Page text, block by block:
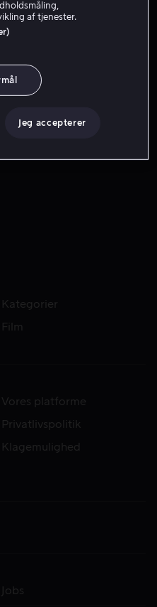
Fra 49 kr
Kategorier
Film
Vores platforme
Privatlivspolitik
Klagemulighed
Jobs
af tjenester.
Jeg accepterer